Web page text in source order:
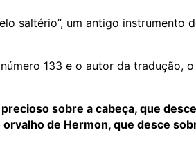
saltério”, um antigo instrumento
133 e o autor da tradução, o
sobre a cabeça, que desce
de Hermon, que desce